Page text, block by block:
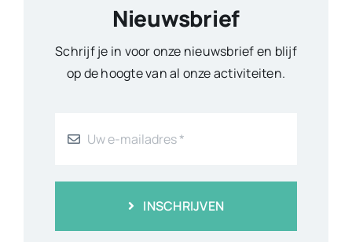
Nieuwsbrief
Schrijf je in voor onze nieuwsbrief en blijf
op de hoogte van al onze activiteiten.
INSCHRIJVEN